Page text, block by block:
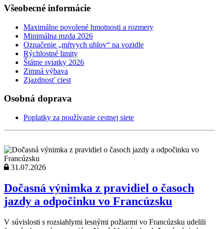
Všeobecné informácie
Maximálne povolené hmotnosti a rozmery
Minimálna mzda 2026
Označenie „mŕtvych uhlov“ na vozidle
Rýchlostné limity
Štátne sviatky 2026
Zimná výbava
Zjazdnosť ciest
Osobná doprava
Poplatky za používanie cestnej siete
31.07.2026
Dočasná výnimka z pravidiel o časoch
jazdy a odpočinku vo Francúzsku
V súvislosti s rozsiahlymi lesnými požiarmi vo Francúzsku udelili